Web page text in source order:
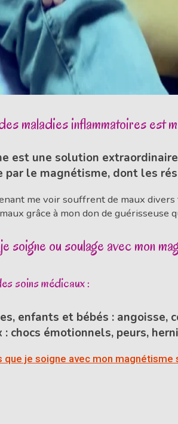
maladies inflammatoires est
est une solution
par le magnétisme, dont les
me voir souffrent de maux
grâce à mon don de guérisseuse
soigne ou soulage avec mon
soins médicaux :
enfants et bébés : angoisse,
: chocs émotionnels, peurs,
que je soigne avec mon magnétisme